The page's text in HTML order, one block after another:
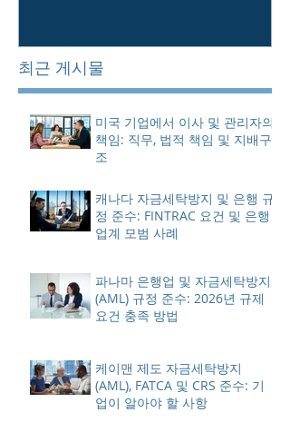
최근 게시물
미국 기업에서 이사 및 관리자의
책임: 직무, 법적 책임 및 지배구
조
캐나다 자금세탁방지 및 은행 규
정 준수: FINTRAC 요건 및 은행
업계 모범 사례
파나마 은행업 및 자금세탁방지
(AML) 규정 준수: 2026년 규제
요건 충족 방법
케이맨 제도 자금세탁방지
(AML), FATCA 및 CRS 준수: 기
업이 알아야 할 사항